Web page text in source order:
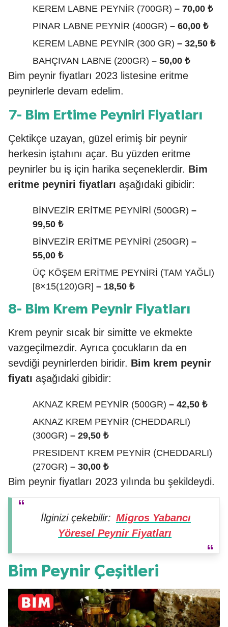
KEREM LABNE PEYNİR (700GR) – 70,00 ₺
PINAR LABNE PEYNİR (400GR) – 60,00 ₺
KEREM LABNE PEYNİR (300 GR) – 32,50 ₺
BAHÇIVAN LABNE (200GR) – 50,00 ₺
Bim peynir fiyatları 2023 listesine eritme
peynirlerle devam edelim.
7- Bim Ertime Peyniri Fiyatları
Çektikçe uzayan, güzel erimiş bir peynir
herkesin iştahını açar. Bu yüzden eritme
peynirler bu iş için harika seçeneklerdir. Bim
eritme peyniri fiyatları aşağıdaki gibidir:
BİNVEZİR ERİTME PEYNİRİ (500GR) –
99,50 ₺
BİNVEZİR ERİTME PEYNİRİ (250GR) –
55,00 ₺
ÜÇ KÖŞEM ERİTME PEYNİRİ (TAM YAĞLI)
[8×15(120)GR] – 18,50 ₺
8- Bim Krem Peynir Fiyatları
Krem peynir sıcak bir simitte ve ekmekte
vazgeçilmezdir. Ayrıca çocukların da en
sevdiği peynirlerden biridir. Bim krem peynir
fiyatı aşağıdaki gibidir:
AKNAZ KREM PEYNİR (500GR) – 42,50 ₺
AKNAZ KREM PEYNİR (CHEDDARLI)
(300GR) – 29,50 ₺
PRESIDENT KREM PEYNİR (CHEDDARLI)
(270GR) – 30,00 ₺
Bim peynir fiyatları 2023 yılında bu şekildeydi.
İlginizi çekebilir: Migros Yabancı
Yöresel Peynir Fiyatları
Bim Peynir Çeşitleri